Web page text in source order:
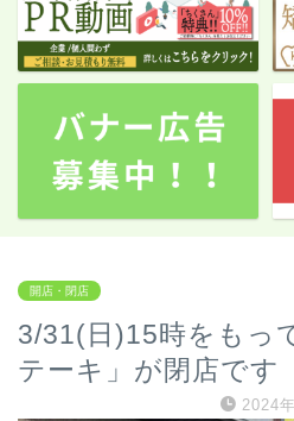
開店・閉店
3/31(日)15時をもっ
テーキ」が閉店です
2024